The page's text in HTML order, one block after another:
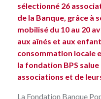
sélectionné 26
de la Banque, grâce à
mobilisé du 10 au 20
aux aînés et aux
consommation locale
la fondation BPS
associations et de
La Fondation Banque